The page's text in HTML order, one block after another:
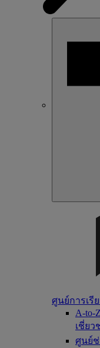
ศูนย์การเรี
A-to-
เชี่ย
ศูนย์ช่